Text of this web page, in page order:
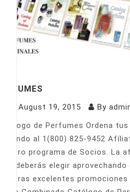
PERFUMES
August 19, 2015 By
Catálogo de Perfumes Ordena
llamando al 1(800) 825-9452
nuestro programa de Socios. La
Sólo deberás elegir aprovechando
nuestras excelentes